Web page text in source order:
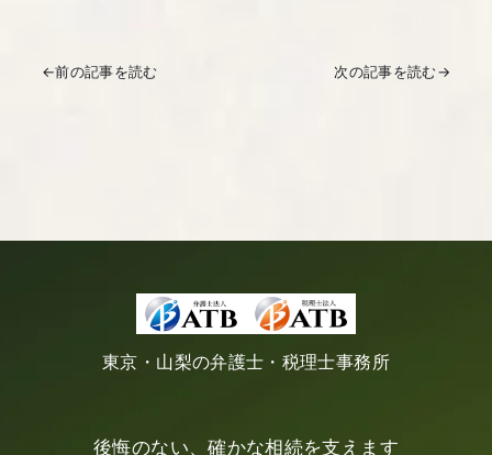
←前の記事を読む 次の記事を読む→
東京・山梨の弁護士・税理士事務所
後悔のない、確かな相続を支えます